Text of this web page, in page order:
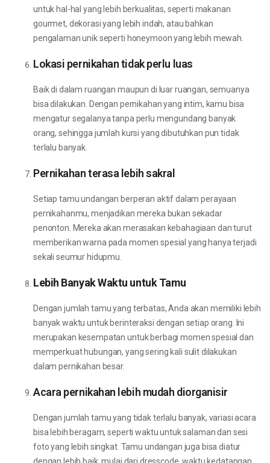
untuk hal-hal yang lebih berkualitas, seperti makanan
gourmet, dekorasi yang lebih indah, atau bahkan
pengalaman unik seperti honeymoon yang lebih mewah.
Lokasi pernikahan tidak perlu luas
Baik di dalam ruangan maupun di luar ruangan, semuanya
bisa dilakukan. Dengan pernikahan yang intim, kamu bisa
mengatur segalanya tanpa perlu mengundang banyak
orang, sehingga jumlah kursi yang dibutuhkan pun tidak
terlalu banyak.
Pernikahan terasa lebih sakral
Setiap tamu undangan berperan aktif dalam perayaan
pernikahanmu, menjadikan mereka bukan sekadar
penonton. Mereka akan merasakan kebahagiaan dan turut
memberikan warna pada momen spesial yang hanya terjadi
sekali seumur hidupmu.
Lebih Banyak Waktu untuk Tamu
Dengan jumlah tamu yang terbatas, Anda akan memiliki lebih
banyak waktu untuk berinteraksi dengan setiap orang. Ini
merupakan kesempatan untuk berbagi momen spesial dan
memperkuat hubungan, yang sering kali sulit dilakukan
dalam pernikahan besar.
Acara pernikahan lebih mudah diorganisir
Dengan jumlah tamu yang tidak terlalu banyak, variasi acara
bisa lebih beragam, seperti waktu untuk salaman dan sesi
foto yang lebih singkat. Tamu undangan juga bisa diatur